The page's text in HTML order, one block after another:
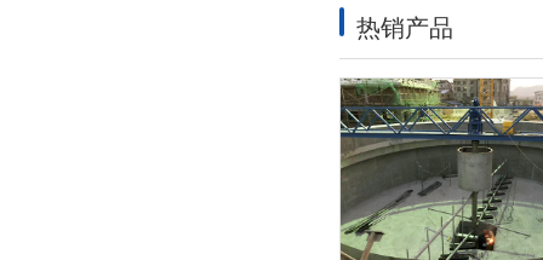
热销产品